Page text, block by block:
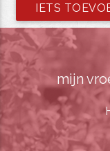
IETS
mijn